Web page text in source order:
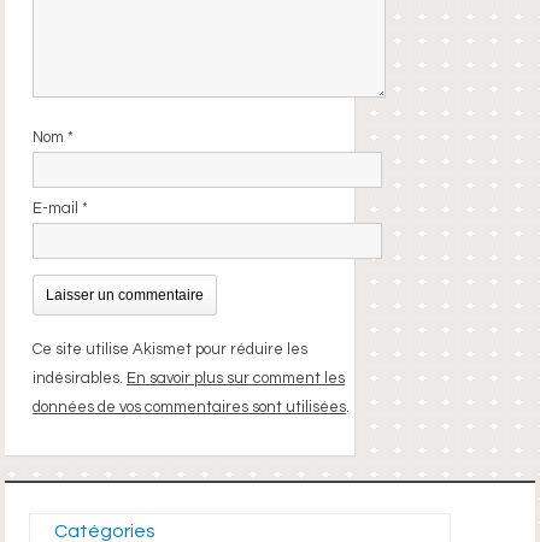
Nom*
E-mail*
Ce site utilise Akismet pour réduire les
indésirables. En savoir plus sur comment les
données de vos commentaires sont utilisées.
Catégories